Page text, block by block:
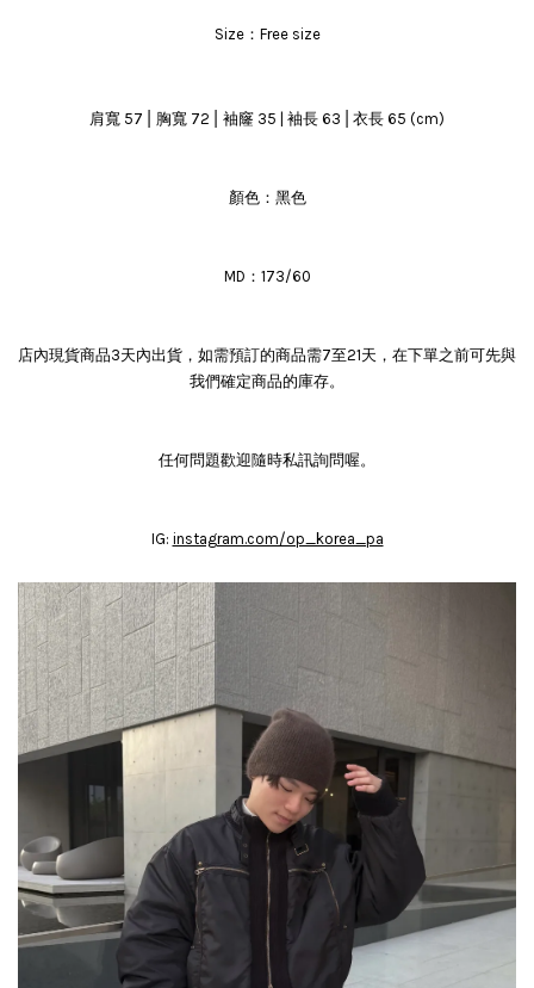
Size：Free size
肩寬 57 | 胸寬 72 | 袖窿 35 | 袖長 63 | 衣長 65 (cm)
顏色：黑色
MD：173/60
店內現貨商品3天內出貨，如需預訂的商品需7至21天，在下單之前可先與
我們確定商品的庫存。
任何問題歡迎隨時私訊詢問喔。
IG: instagram.com/op_korea_pa